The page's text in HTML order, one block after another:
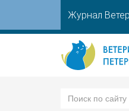
Журнал